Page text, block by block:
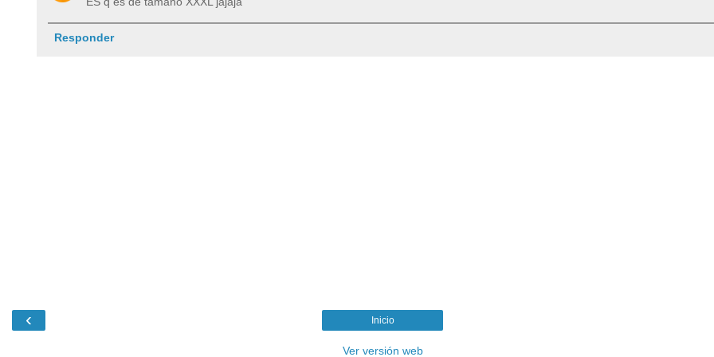
Responder
‹ Inicio
Ver versión web